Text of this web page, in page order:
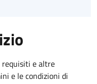
requisiti e altre
e le condizioni di